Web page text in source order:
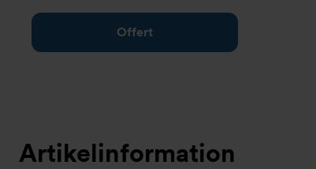
Offert
Artikelinformation